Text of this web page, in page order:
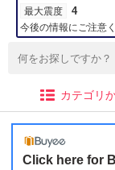
最大震度
4
今後の情報にご注意
カテゴリ
Click here for